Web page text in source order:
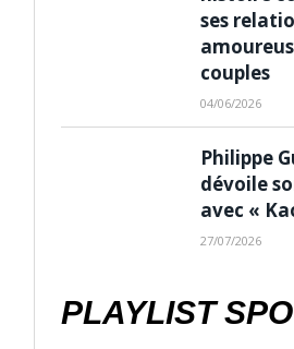
ses
couples
04/06/2026
Philippe
dévoile
avec «
27/07/2026
PLAYLIST